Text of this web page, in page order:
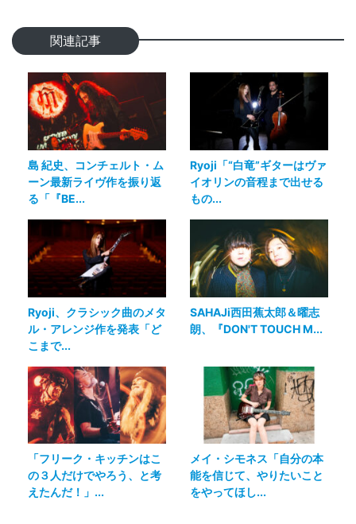
関連記事
島 紀史、コンチェルト・ム
ーン最新ライヴ作を振り返
る「『BE...
Ryoji「“白竜”ギターはヴァ
イオリンの音程まで出せる
もの...
Ryoji、クラシック曲のメタ
ル・アレンジ作を発表「ど
こまで...
SAHAJi西田蕉太郎＆曜志
朗、『DON'T TOUCH M...
「フリーク・キッチンはこ
の３人だけでやろう、と考
えたんだ！」...
メイ・シモネス「自分の本
能を信じて、やりたいこと
をやってほし...